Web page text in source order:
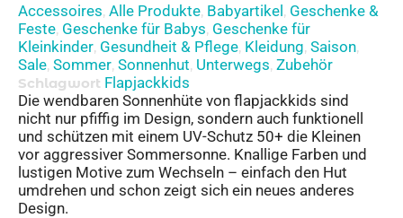
Accessoires, Alle Produkte, Babyartikel, Geschenke &
Feste, Geschenke für Babys, Geschenke für
Kleinkinder, Gesundheit & Pflege, Kleidung, Saison,
Sale, Sommer, Sonnenhut, Unterwegs, Zubehör
Schlagwort Flapjackkids
Die wendbaren Sonnenhüte von flapjackkids sind
nicht nur pfiffig im Design, sondern auch funktionell
und schützen mit einem UV-Schutz 50+ die Kleinen
vor aggressiver Sommersonne. Knallige Farben und
lustigen Motive zum Wechseln – einfach den Hut
umdrehen und schon zeigt sich ein neues anderes
Design.